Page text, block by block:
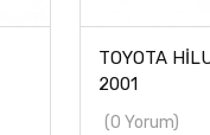
TOYOTA
2001
(0 Yorum)